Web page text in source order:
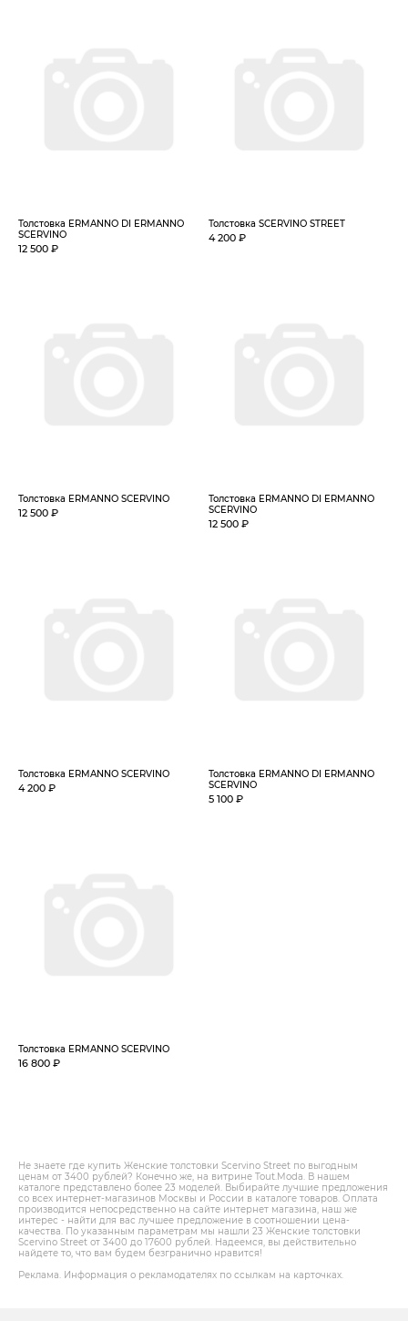
Толстовка ERMANNO DI ERMANNO
SCERVINO
12 500 ₽
Толстовка SCERVINO STREET
4 200 ₽
Толстовка ERMANNO SCERVINO
12 500 ₽
Толстовка ERMANNO DI ERMANNO
SCERVINO
12 500 ₽
Толстовка ERMANNO SCERVINO
4 200 ₽
Толстовка ERMANNO DI ERMANNO
SCERVINO
5 100 ₽
Толстовка ERMANNO SCERVINO
16 800 ₽
Не знаете где купить Женские толстовки Scervino Street по выгодным
ценам от 3400 рублей? Конечно же, на витрине Tout.Modа. В нашем
каталоге представлено более 23 моделей. Выбирайте лучшие предложения
со всех интернет-магазинов Москвы и России в каталоге товаров. Оплата
производится непосредственно на сайте интернет магазина, наш же
интерес - найти для вас лучшее предложение в соотношении цена-
качества. По указанным параметрам мы нашли 23 Женские толстовки
Scervino Street от 3400 до 17600 рублей. Надеемся, вы действительно
найдете то, что вам будем безгранично нравится!
Реклама. Информация о рекламодателях по ссылкам на карточках.